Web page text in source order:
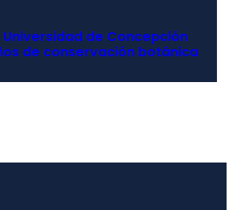
de Concepción
de conservación botánica